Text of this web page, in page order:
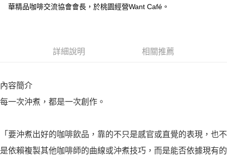
華精品咖啡交流協會會長，於桃園經營Want Café。
詳細說明 相關推薦
內容簡介
每一次沖煮，都是一次創作。
「要沖煮出好的咖啡飲品，靠的不只是感官或直覺的表現，也不
是依賴複製其他咖啡師的曲線或沖煮技巧，而是能否依據現有的